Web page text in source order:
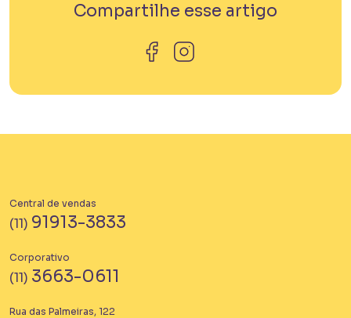
Compartilhe esse artigo
Central de vendas
(11) 91913-3833
Corporativo
(11) 3663-0611
Rua das Palmeiras, 122